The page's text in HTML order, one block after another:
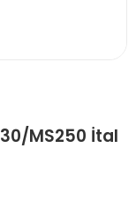
MS250 İtal